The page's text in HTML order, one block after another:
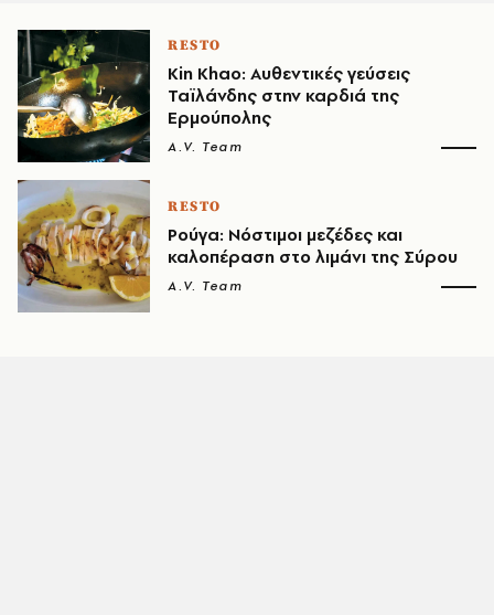
RESTO
Kin Khao: Aυθεντικές γεύσεις
Ταϊλάνδης στην καρδιά της
Ερμούπολης
A.V. Team
RESTO
Ρούγα: Νόστιμοι μεζέδες και
καλοπέραση στο λιμάνι της Σύρου
A.V. Team